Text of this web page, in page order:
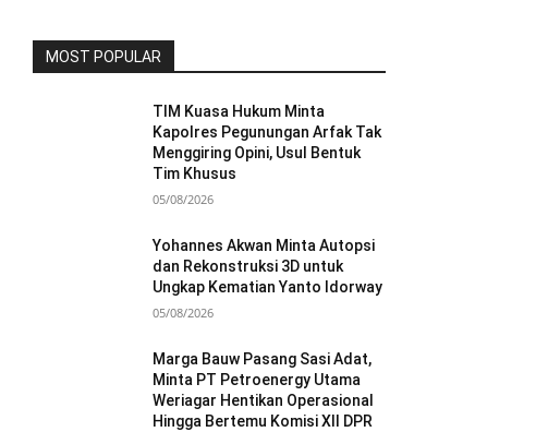
MOST POPULAR
TIM Kuasa Hukum Minta
Kapolres Pegunungan Arfak Tak
Menggiring Opini, Usul Bentuk
Tim Khusus
05/08/2026
Yohannes Akwan Minta Autopsi
dan Rekonstruksi 3D untuk
Ungkap Kematian Yanto Idorway
05/08/2026
Marga Bauw Pasang Sasi Adat,
Minta PT Petroenergy Utama
Weriagar Hentikan Operasional
Hingga Bertemu Komisi XII DPR